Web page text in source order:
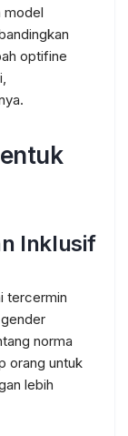
model
optifine
Inklusif
tercermin
norma
orang untuk
lebih